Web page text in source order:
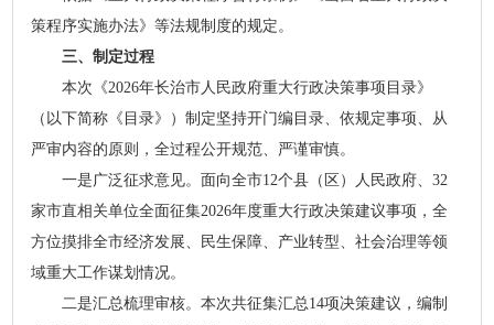
策程序实施办法》等法规制度的规定。
三、制定过程
本次《2026年长治市人民政府重大行政决策事项目录》
（以下简称《目录》）制定坚持开门编目录、依规定事项、从
严审内容的原则，全过程公开规范、严谨审慎。
一是广泛征求意见。面向全市12个县（区）人民政府、32
家市直相关单位全面征集2026年度重大行政决策建议事项，全
方位摸排全市经济发展、民生保障、产业转型、社会治理等领
域重大工作谋划情况。
二是汇总梳理审核。本次共征集汇总14项决策建议，编制